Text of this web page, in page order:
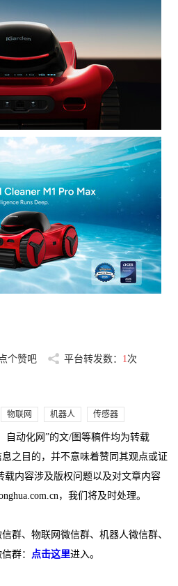
点个赞吧 平台转发数： 1 次
物联网 机器人 传感器
自动化网”的文/图等稿件均为转载
之目的，并不意味着赞同其观点或证
载内容涉及版权问题以及对文章内容
，我们将及时处理。
群、物联网微信群、机器人微信群、
群：
点击这里进入。